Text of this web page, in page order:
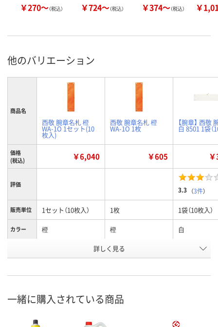
￥270～（税込） ￥724～（税込） ￥374～（税込） ￥
他のバリエーション
商品名
西敬 腕章名札 橙
WA-1O 1セット(10
枚入)
西敬 腕章名札 橙
WA-1O 1枚
【腕章】 西敬
白 8501 1袋（
価格
(税込)
￥6,040 ￥605
評価
3.3 （3件）
販売単位 1セット（10枚入） 1枚 1袋（10枚入）
カラー 橙 橙 白
KU81130
8月7日（金）
詳しく見る
一緒に購入されている商品